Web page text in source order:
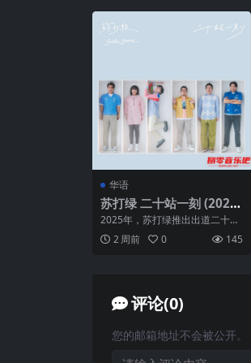
华语
苏打绿 二十站一刻 (2025)
ALAC 24bit 48kHz 完整
20首
2025年，苏打绿推出出道二十余
年的双CD专辑《二十站一刻》，
意义重大。 上半部...
2 周前 0 145
评论(0)
您的邮箱地址不会被公开。